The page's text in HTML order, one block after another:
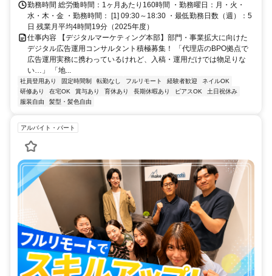
勤務時間 総労働時間：1ヶ月あたり160時間 ・勤務曜日：月・火・
水・木・金 ・勤務時間： [1] 09:30～18:30 ・最低勤務日数（週）：5
日 残業月平均4時間19分（2025年度）
仕事内容 【デジタルマーケティング本部】部門・事業拡大に向けた
デジタル広告運用コンサルタント積極募集！ 「代理店のBPO拠点で
広告運用実務に携わっているけれど、入稿・運用だけでは物足りな
い…」 「地...
社員登用あり 固定時間制 転勤なし フルリモート 経験者歓迎
ネイルOK
研修あり
在宅OK 賞与あり 育休あり 長期休暇あり ピアスOK
土日祝休み
服装自由
髪型・髪色自由
アルバイト・パート